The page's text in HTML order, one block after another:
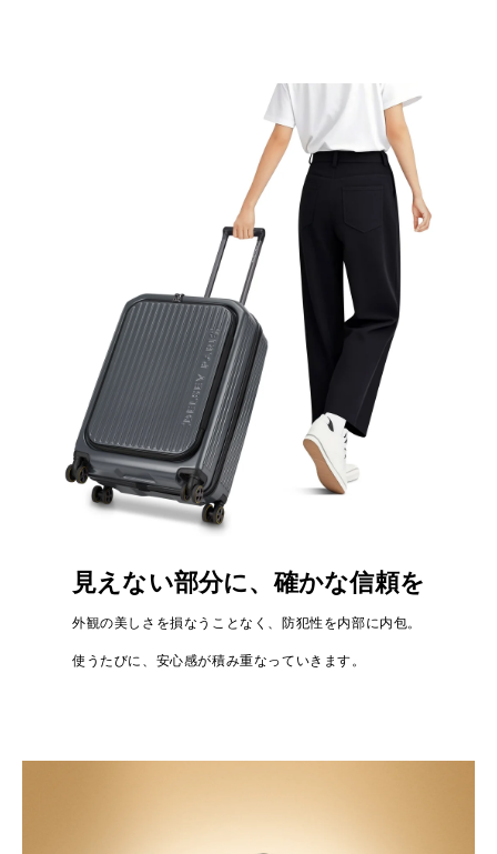
見えない部分に、確かな信頼を
外観の美しさを損なうことなく、防犯性を内部に内包。
使うたびに、安心感が積み重なっていきます。